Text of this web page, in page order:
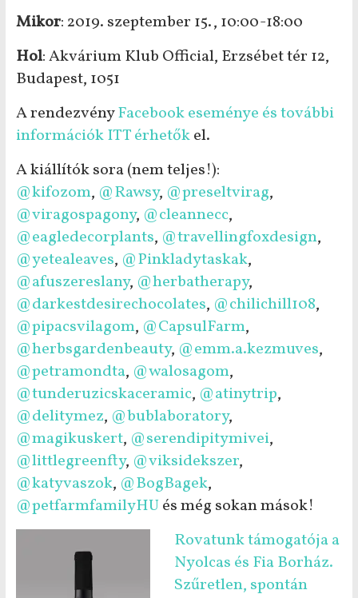
Mikor: 2019. szeptember 15., 10:00-18:00
Hol: Akvárium Klub Official, Erzsébet tér 12,
Budapest, 1051
A rendezvényFacebook eseménye és további
információk ITT érhetőkel.
A kiállítók sora (nem teljes!):
@kifozom, @Rawsy, @preseltvirag,
@viragospagony, @cleannecc,
@eagledecorplants, @travellingfoxdesign,
@yetealeaves, @Pinkladytaskak,
@afuszereslany, @herbatherapy,
@darkestdesirechocolates, @chilichill108,
@pipacsvilagom, @CapsulFarm,
@herbsgardenbeauty, @emm.a.kezmuves,
@petramondta, @walosagom,
@tunderuzicskaceramic, @atinytrip,
@delitymez, @bublaboratory,
@magikuskert, @serendipitymivei,
@littlegreenfty, @viksidekszer,
@katyvaszok, @BogBagek,
@petfarmfamilyHU és még sokan mások!
Rovatunk támogatója a
Nyolcas és Fia Borház.
Szűretlen, spontán